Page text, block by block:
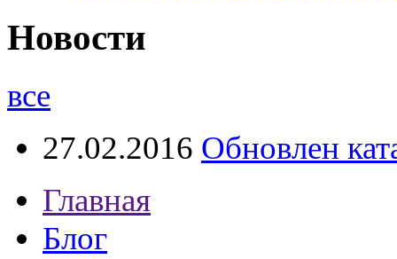
Новости
все
27.02.2016 Обновлен
Главная
Блог